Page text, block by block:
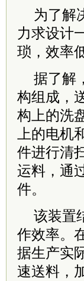
为了解
力求设计
琐，效率
据了解
构组成，
构上的洗
上的电机
件进行清
运料，通
件。
该装置
作效率。
据生产实
速送料，